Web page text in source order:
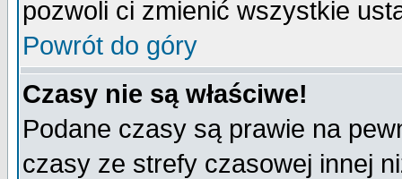
pozwoli ci zmienić wszystkie
Powrót do góry
Czasy nie są właściwe!
Podane czasy są prawie na
czasy ze strefy czasowej innej